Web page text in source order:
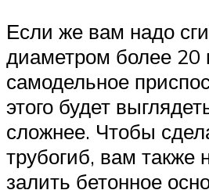
Если же вам надо
диаметром более 20
самодельное
этого будет
сложнее. Чтобы
трубогиб, вам также
залить бетонное